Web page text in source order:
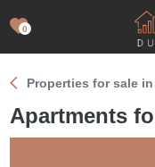
0
Properties for sale
Apartments